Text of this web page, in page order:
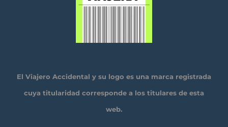
El Viajero Accidental y su logo es una marca registrada
cuya titularidad corresponde a los titulares de esta
web.